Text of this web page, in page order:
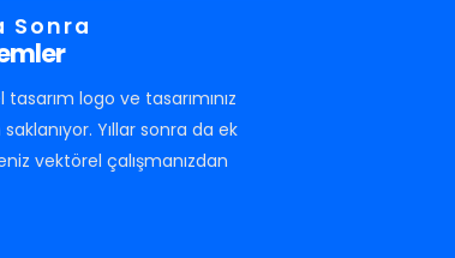
Sonra
logo ve tasarımınız
Yıllar sonra da ek
vektörel çalışmanızdan